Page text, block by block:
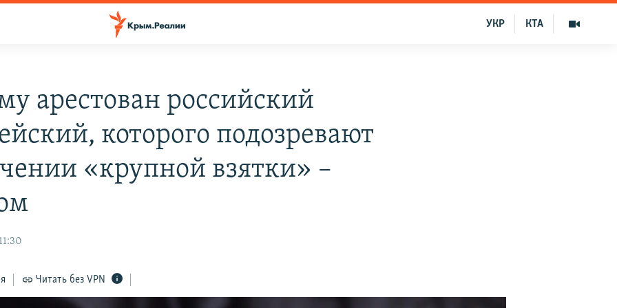
КТА
УКР
арестован российский
которого подозревают
«крупной взятки» –
Читать без VPN